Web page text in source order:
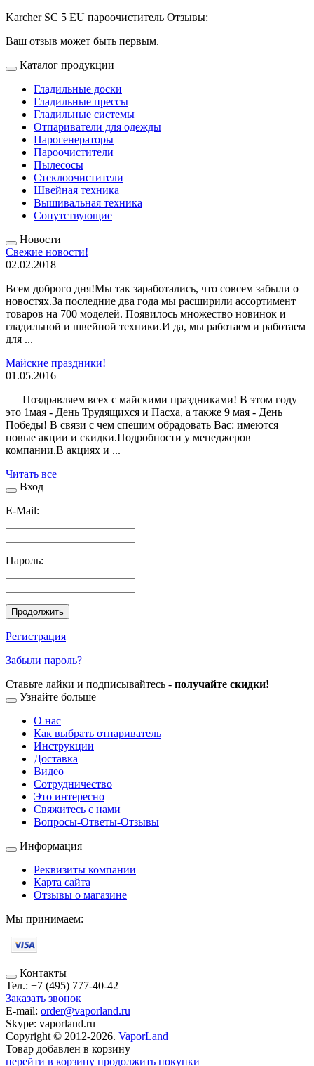
Karcher SC 5 EU пароочиститель Отзывы:
Ваш отзыв может быть первым.
Каталог продукции
Гладильные доски
Гладильные прессы
Гладильные системы
Отпариватели для одежды
Парогенераторы
Пароочистители
Пылесосы
Стеклоочистители
Швейная техника
Вышивальная техника
Сопутствующие
Новости
Свежие новости!
02.02.2018
Всем доброго дня!Мы так заработались, что совсем забыли о
новостях.За последние два года мы расширили ассортимент
товаров на 700 моделей. Появилось множество новинок и
гладильной и швейной техники.И да, мы работаем и работаем
для ...
Майские праздники!
01.05.2016
Поздравляем всех с майскими праздниками! В этом году
это 1мая - День Трудящихся и Пасха, а также 9 мая - День
Победы! В связи с чем спешим обрадовать Вас: имеются
новые акции и скидки.Подробности у менеджеров
компании.В акциях и ...
Читать все
Вход
E-Mail:
Пароль:
Продолжить
Регистрация
Забыли пароль?
Ставьте лайки и подписывайтесь - получайте скидки!
Узнайте больше
О нас
Как выбрать отпариватель
Инструкции
Доставка
Видео
Сотрудничество
Это интересно
Свяжитесь с нами
Вопросы-Ответы-Отзывы
Информация
Реквизиты компании
Карта сайта
Отзывы о магазине
Мы принимаем:
Контакты
Тел.: +7 (495) 777-40-42
Заказать звонок
E-mail: order@vaporland.ru
Skype: vaporland.ru
Copyright © 2012-2026. VaporLand
Товар добавлен в корзину
перейти в корзину продолжить покупки